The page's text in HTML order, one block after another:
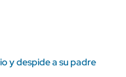
y despide a su padre